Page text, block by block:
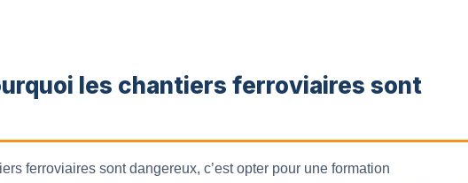
les chantiers ferroviaires sont
ferroviaires sont dangereux, c’est opter pour une formation